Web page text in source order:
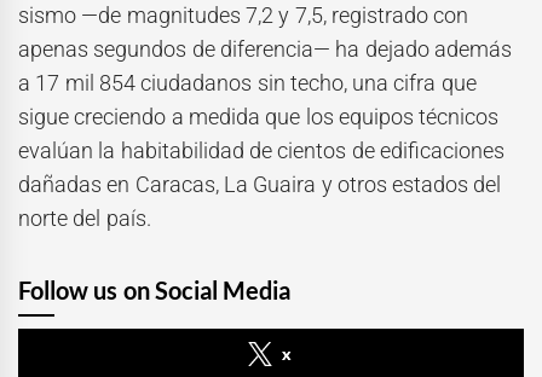
sismo —de magnitudes 7,2 y 7,5, registrado con
apenas segundos de diferencia— ha dejado además
a 17 mil 854 ciudadanos sin techo, una cifra que
sigue creciendo a medida que los equipos técnicos
evalúan la habitabilidad de cientos de edificaciones
dañadas en Caracas, La Guaira y otros estados del
norte del país.
Follow us on Social Media
x